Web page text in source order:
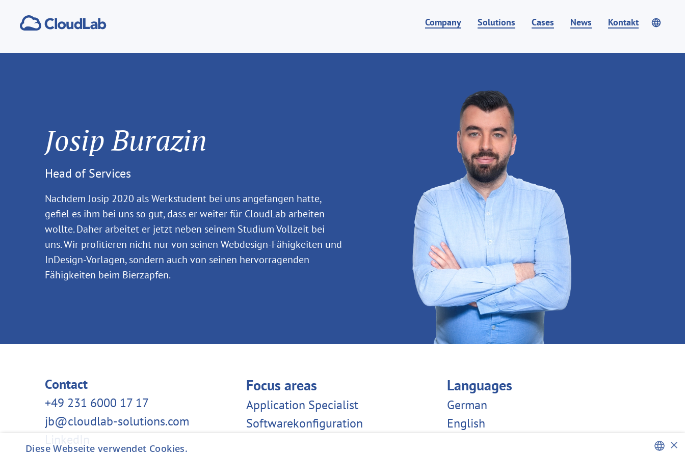
Company Solutions Cases News Kontakt
Josip Burazin
Head of Services
Nachdem Josip 2020 als Werkstudent bei uns angefangen hatte,
gefiel es ihm bei uns so gut, dass er weiter für CloudLab arbeiten
wollte. Daher arbeitet er jetzt neben seinem Studium Vollzeit bei
uns. Wir profitieren nicht nur von seinen Webdesign-Fähigkeiten und
InDesign-Vorlagen, sondern auch von seinen hervorragenden
Fähigkeiten beim Bierzapfen.
Contact
+49 231 6000 17 17
jb@cloudlab-solutions.com
Focus areas
Application Specialist
Softwarekonfiguration
Languages
German
English
×
Diese Webseite verwendet Cookies.